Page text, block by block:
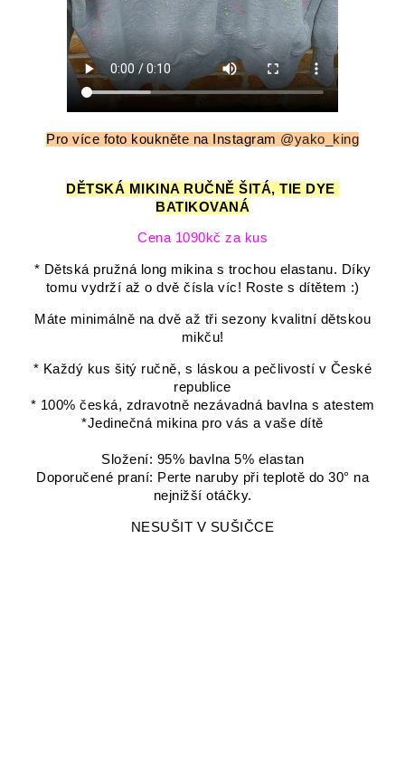
Pro více foto koukněte na Instagram @yako_king
DĚTSKÁ MIKINA RUČNĚ ŠITÁ, TIE DYE
BATIKOVANÁ
Cena 1090kč za kus
* Dětská pružná long mikina s trochou elastanu. Díky
tomu vydrží až o dvě čísla víc! Roste s dítětem :)
Máte minimálně na dvě až tři sezony kvalitní dětskou
mikču!
* Každý kus šitý ručně, s láskou a pečlivostí v České
republice
* 100% česká, zdravotně nezávadná bavlna s atestem
*Jedinečná mikina pro vás a vaše dítě
Složení: 95% bavlna 5% elastan
Doporučené praní: Perte naruby při teplotě do 30° na
nejnižší otáčky.
NESUŠIT V SUŠIČCE